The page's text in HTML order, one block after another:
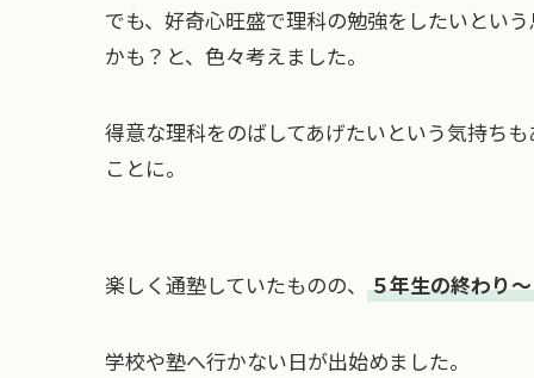
でも、好奇心旺盛で理科の勉強をしたいとい
かも？と、色々考えました。
得意な理科をのばしてあげたいという気持ち
ことに。
楽しく通塾していたものの、 ５年生の終わり
学校や塾へ行かない日が出始めました。